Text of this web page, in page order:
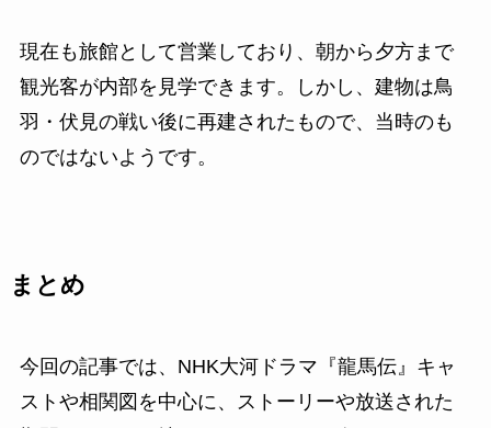
現在も旅館として営業しており、朝から夕方まで
観光客が内部を見学できます。しかし、建物は鳥
羽・伏見の戦い後に再建されたもので、当時のも
のではないようです。
まとめ
今回の記事では、NHK大河ドラマ『龍馬伝』キャ
ストや相関図を中心に、ストーリーや放送された